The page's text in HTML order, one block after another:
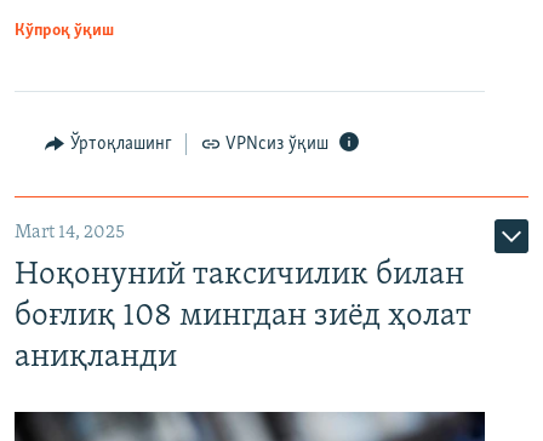
Кўпроқ ўқиш
Ўртоқлашинг VPNсиз ўқиш
Mart 14, 2025
Ноқонуний таксичилик билан
боғлиқ 108 мингдан зиёд ҳолат
аниқланди